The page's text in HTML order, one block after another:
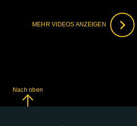
MEHR VIDEOS ANZEIGEN
Nach oben